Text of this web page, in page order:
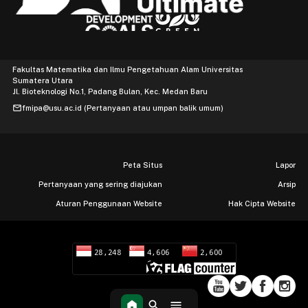
Fakultas Matematika dan Ilmu Pengetahuan Alam Universitas
Sumatera Utara
Jl. Bioteknologi No.1, Padang Bulan, Kec. Medan Baru
mailfmipa@usu.ac.id (Pertanyaan atau umpan balik umum)
Peta Situs Lapor
Pertanyaan yang sering diajukan Arsip
Aturan Penggunaan Website Hak Cipta Website